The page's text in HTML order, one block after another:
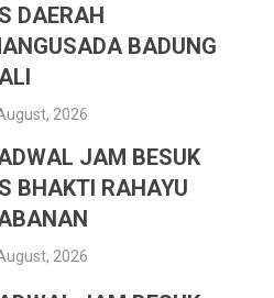
DAERAH
BADUNG
2026
JAM BESUK
BHAKTI RAHAYU
2026